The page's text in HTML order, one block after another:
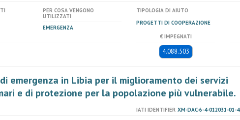
PER COSA VENGONO
UTILIZZATI
EMERGENZA
TIPOLOGIA DI AIUTO
PROGETTI DI COOPERAZIONE
€ IMPEGNATI
4.088.503
emergenza in Libia per il miglioramento dei servizi
e di protezione per la popolazione più vulnerabile.
IATI IDENTIFIER XM-DAC-6-4-012031-01-4